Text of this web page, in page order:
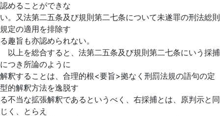
認めることができな
い。又法第二五条及び規則第二七条について未遂罪の刑法総則
規定の適用を排除す
る趣旨も亦認められない。
以上を総合すると、法第二五条及び規則第二七条にいう採捕
につき所論のように
解釈することは、合理的根<要旨>拠なく刑罰法規の語句の定
型的解釈方法を逸脱す
る不当な拡張解釈であるというべく、右採捕とは、原判示と 同
じく、とらえ